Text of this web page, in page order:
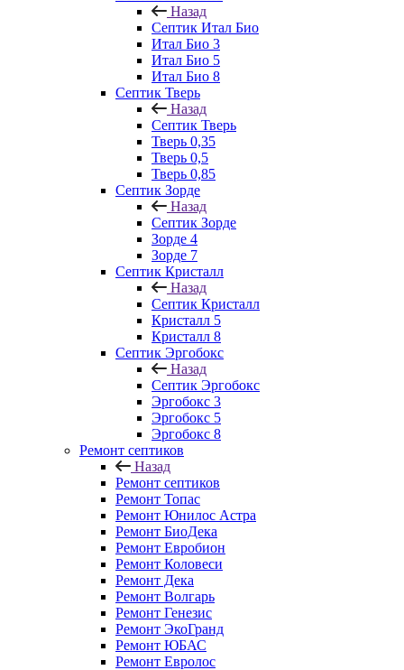
Назад
Септик Итал Био
Итал Био 3
Итал Био 5
Итал Био 8
Септик Тверь
Назад
Септик Тверь
Тверь 0,35
Тверь 0,5
Тверь 0,85
Септик Зорде
Назад
Септик Зорде
Зорде 4
Зорде 7
Септик Кристалл
Назад
Септик Кристалл
Кристалл 5
Кристалл 8
Септик Эргобокс
Назад
Септик Эргобокс
Эргобокс 3
Эргобокс 5
Эргобокс 8
Ремонт септиков
Назад
Ремонт септиков
Ремонт Топас
Ремонт Юнилос Астра
Ремонт БиоДека
Ремонт Евробион
Ремонт Коловеси
Ремонт Дека
Ремонт Волгарь
Ремонт Генезис
Ремонт ЭкоГранд
Ремонт ЮБАС
Ремонт Евролос